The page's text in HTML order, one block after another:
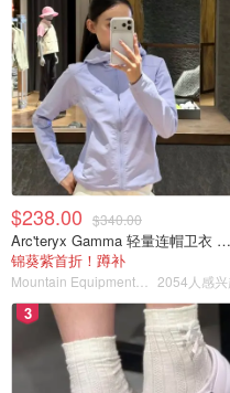
$238.00 $340.00
Arc'teryx Gamma 轻量连帽卫衣 女款
锦葵紫首折！蹲补
2054人感兴
3